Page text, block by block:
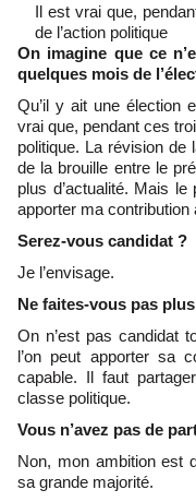
Il est vrai que,
de l’action politique
On imagine que ce
quelques mois de
Qu’il y ait une élection
vrai que, pendant ces
politique. La révision de
de la brouille entre le
plus d’actualité. Mais
apporter ma contribution
Serez-vous candidat ?
Je l’envisage.
Ne faites-vous pas
On n’est pas candidat
l’on peut apporter sa
capable. Il faut
classe politique.
Vous n’avez pas de
Non, mon ambition est
sa grande majorité.